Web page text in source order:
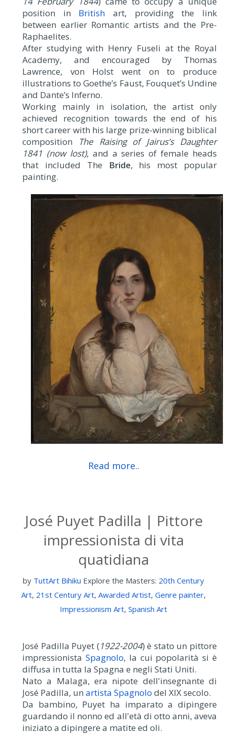
position in British art, providing the link
between earlier Romantic artists and the Pre-
Raphaelites.
After studying with Henry Fuseli at the Royal
Academy, and encouraged by Thomas
Lawrence, von Holst went on to produce
illustrations to Goethe’s Faust, Fouquet’s Undine
and Dante’s Inferno.
Working mainly in isolation, the artist only
achieved recognition towards the end of his
short career with his large prize-winning biblical
composition
The Raising of Jairus’s Daughter
1841 (now lost), and a series of female heads
that included The
Bride, his most popular
painting.
Read more..
José Puyet Padilla | Pittore
impressionista di vita
quatidiana
by TuttArt Bihiku Explore the Masters: 20th Century
Art, 21st Century Art, Awarded Artist, Genre painter,
Impressionism Art, Spanish Art
José Padilla Puyet (1922-2004) è stato un pittore
impressionista Spagnolo, la cui popolarità si è
diffusa in tutta la Spagna e negli Stati Uniti.
Nato a Malaga, era nipote dell'insegnante di
José Padilla, un artista Spagnolo del XIX secolo.
Da bambino, Puyet ha imparato a dipingere
guardando il nonno ed all'età di otto anni, aveva
iniziato a dipingere a matite ed oli.